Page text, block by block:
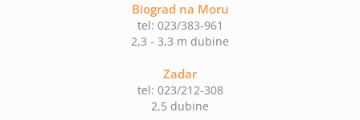
Biograd na Moru
tel: 023/383-961
2,3 - 3,3 m dubine
Zadar
tel: 023/212-308
2,5 dubine